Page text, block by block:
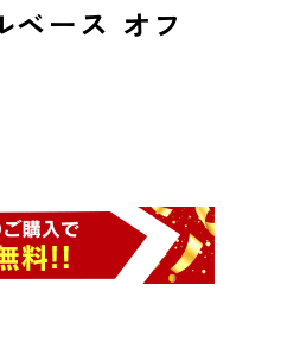
ベース オフ